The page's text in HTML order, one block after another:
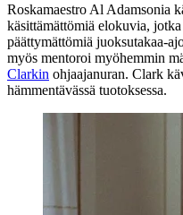
Roskamaestro Al Adamsonia
käsittämättömiä elokuvia,
päättymättömiä juoksutakaa-
myös mentoroi myöhemmin
Clarkin ohjaajanuran. Clark
hämmentävässä tuotoksessa.